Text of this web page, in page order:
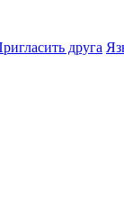
друга